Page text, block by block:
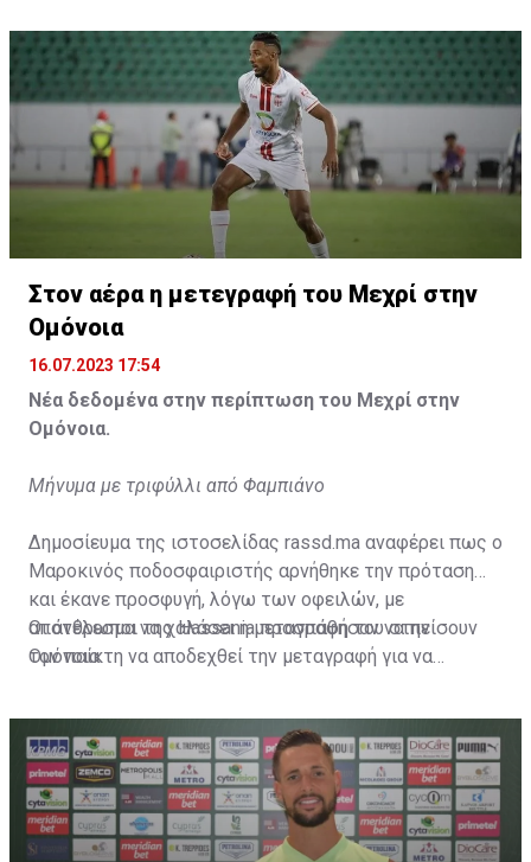
Στον αέρα η μετεγραφή του Μεχρί στην
Ομόνοια
16.07.2023 17:54
Νέα δεδομένα στην περίπτωση του Μεχρί στην
Ομόνοια.
Μήνυμα με τριφύλλι από Φαμπιάνο
Δημοσίευμα της ιστοσελίδας rassd.ma αναφέρει πως ο
Μαροκινός ποδοσφαιριστής αρνήθηκε την πρόταση
και έκανε προσφυγή, λόγω των οφειλών, με
αποτέλεσμα να χαλάσει η μεταγραφή του στην
Ομόνοια.
Οι άνθρωποι της Hassania προσπάθησαν να πείσουν
τον παίκτη να αποδεχθεί την μεταγραφή για να
μετακίνησή του, αλλά ο παίκτης αρνήθηκε και επέμεινε
να λύσει το συμβόλαιό του, ώστε να μετακομίσει
ελεύθερα σε οποιαδήποτε νέα ομάδα το τρέχον
καλοκαίρι.